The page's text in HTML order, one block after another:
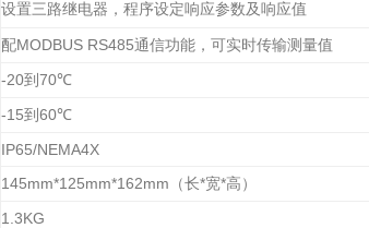
设置三路继电器，程序设定响应参数及响应值
配MODBUS RS485通信功能，可实时传输测量值
-20到 70℃
-15到 60℃
IP65/NEMA4X
145mm*125mm*162mm （长*宽*高）
1.3KG